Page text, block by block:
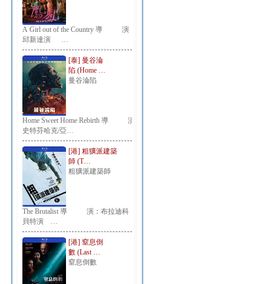
A Girl out of the Country 導 演：
邱新達演 …
[泰] 曼谷淪
陷 (Home …
曼谷淪陷
Home Sweet Home Rebirth 導 演：
史特芬哈克/亞…
[港] 粗獷派建築
師 (T…
粗獷派建築師
The Brutalist 導 演：布拉迪科
貝特演 …
[港] 窒息倒
數 (Last …
窒息倒數